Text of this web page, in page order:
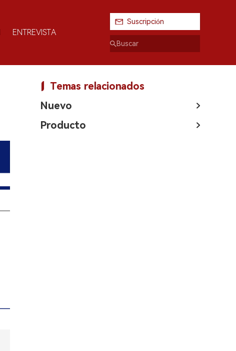
ENTREVISTA
Suscripción
Temas relacionados
Nuevo
Producto